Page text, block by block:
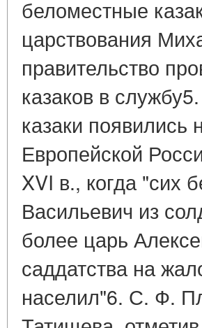
беломестные
царствования
правительство
казаков в
казаки появились
Европейской
XVI в., когда "сих
Васильевич из
более царь
саддатства на
населил"6. С. Ф.